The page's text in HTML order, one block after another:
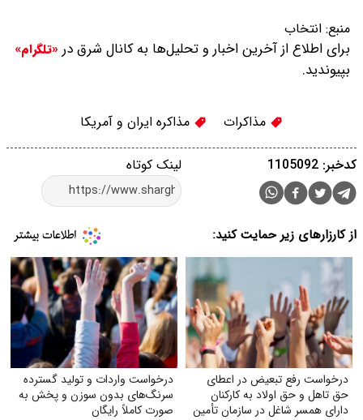
منبع: انتخاب
برای اطلاع از آخرین اخبار و تحلیل‌ها به کانال شرق در «تلگرام»
بپیوندید.
مذاکرات مذاکره ایران و آمریکا
لینک کوتاه کدخبر: 1105092
از کارزارهای زیر حمایت کنید:
درخواست رفع تبعیض در اعطای
حق تاهل و حق اولاد به کارکنان
دارای همسر شاغل در سازمان تأمین
درخواست واردات و تولید گسترده
سرنگ‌های بدون سوزن و پخش به
صورت کاملاً رایگان